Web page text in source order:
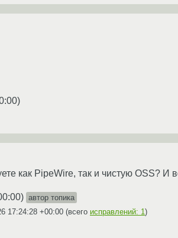
)
как PipeWire, так и чистую OSS? И
) автор топика
17:24:28 +00:00 (всего исправлений: 1 )